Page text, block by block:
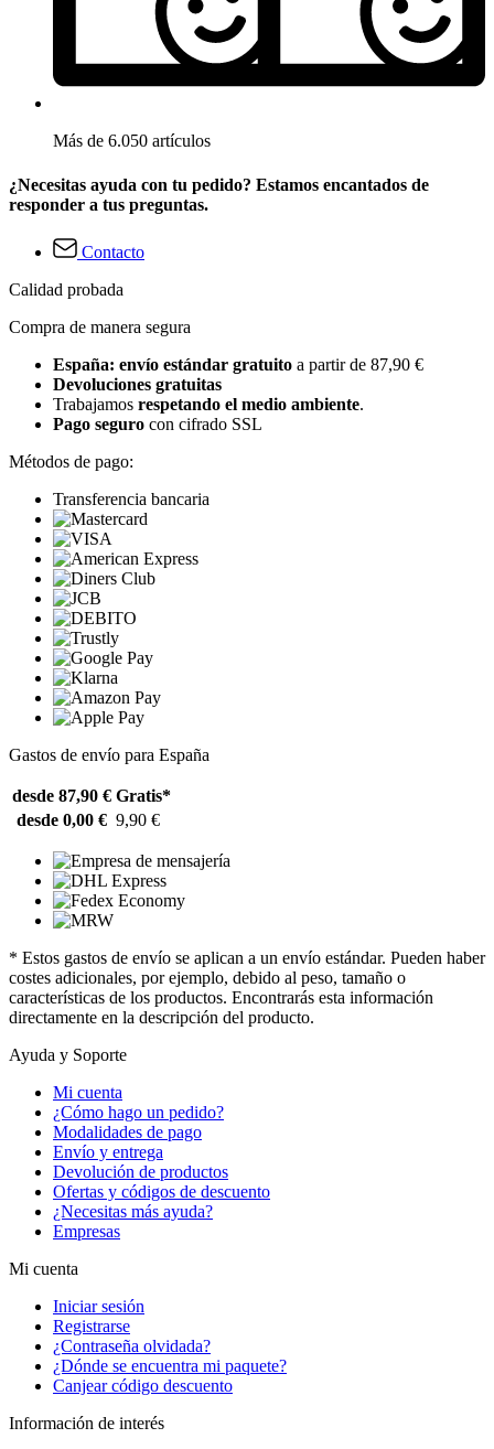
Más de 6.050 artículos
¿Necesitas ayuda con tu pedido? Estamos encantados de
responder a tus preguntas.
Contacto
Calidad probada
Compra de manera segura
España: envío estándar gratuito a partir de 87,90 €
Devoluciones gratuitas
Trabajamos respetando el medio ambiente.
Pago seguro con cifrado SSL
Métodos de pago:
Transferencia bancaria
Gastos de envío para España
desde 87,90 € Gratis*
desde 0,00 € 9,90 €
* Estos gastos de envío se aplican a un envío estándar. Pueden haber
costes adicionales, por ejemplo, debido al peso, tamaño o
características de los productos. Encontrarás esta información
directamente en la descripción del producto.
Ayuda y Soporte
Mi cuenta
¿Cómo hago un pedido?
Modalidades de pago
Envío y entrega
Devolución de productos
Ofertas y códigos de descuento
¿Necesitas más ayuda?
Empresas
Mi cuenta
Iniciar sesión
Registrarse
¿Contraseña olvidada?
¿Dónde se encuentra mi paquete?
Canjear código descuento
Información de interés